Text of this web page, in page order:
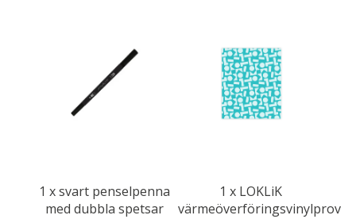
1 x svart penselpenna
med dubbla spetsar
1 x LOKLiK
värmeöverföringsvinylprov